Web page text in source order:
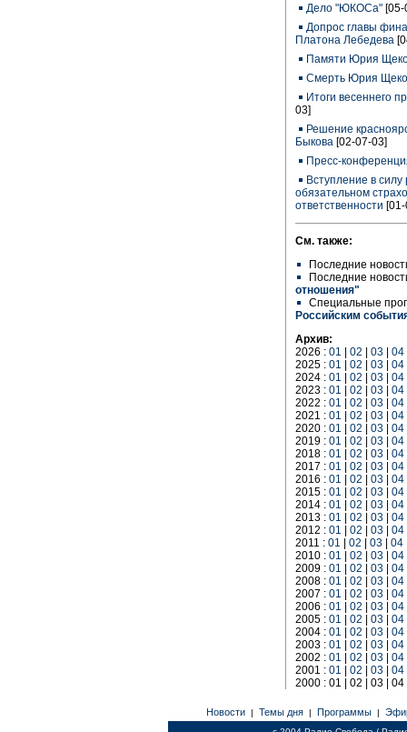
Дело "ЮКОСа"
Допрос главы
Платона Лебедева
Памяти Юрия
Смерть Юрия
Итоги весеннего
03]
Решение
Быкова [02-07-03]
Пресс-
Вступление в силу
обязательном
ответственности
См. также:
Последние
Последние
отношения"
Специальные
Российским
Архив:
2026 : 01 02 03 04
2025 : 01 02 03 04
2024 : 01 02 03 04
2023 : 01 02 03 04
2022 : 01 02 03 04
2021 : 01 02 03 04
2020 : 01 02 03 04
2019 : 01 02 03 04
2018 : 01 02 03 04
2017 : 01 02 03 04
2016 : 01 02 03 04
2015 : 01 02 03 04
2014 : 01 02 03 04
2013 : 01 02 03 04
2012 : 01 02 03 04
2011 : 01 02 03 04
2010 : 01 02 03 04
2009 : 01 02 03 04
2008 : 01 02 03 04
2007 : 01 02 03 04
2006 : 01 02 03 04
2005 : 01 02 03 04
2004 : 01 02 03 04
2003 : 01 02 03 04
2002 : 01 02 03 04
2001 : 01 02 03 04
2000 : 01 | 02 | 03 |
Новости | Темы дня | Программы |